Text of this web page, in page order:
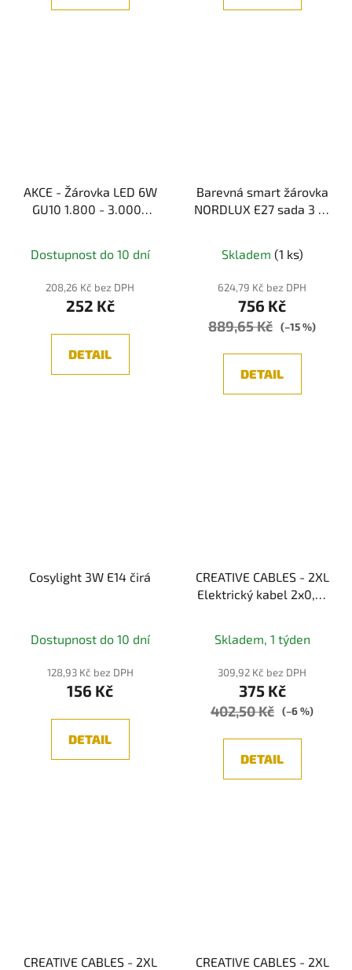
AKCE - Žárovka LED 6W
GU10 1.800 - 3.000K
Dostupnost do 10 dní
208,26 Kč bez DPH
252 Kč
DETAIL
Barevná smart žárovka
NORDLUX E27 sada 3 ks
Skladem (1 ks)
624,79 Kč bez DPH
756 Kč
889,65 Kč (–15 %)
DETAIL
Cosylight 3W E14 čirá
Dostupnost do 10 dní
128,93 Kč bez DPH
156 Kč
DETAIL
CREATIVE CABLES - 2XL
Elektrický kabel 2x0,75
Skladem, 1 týden
309,92 Kč bez DPH
375 Kč
402,50 Kč (–6 %)
DETAIL
CREATIVE CABLES - 2XL
CREATIVE CABLES - 2XL